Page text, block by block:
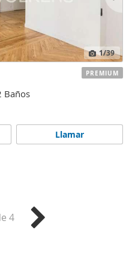
1/39
Baños
Llamar
PREMIUM
4